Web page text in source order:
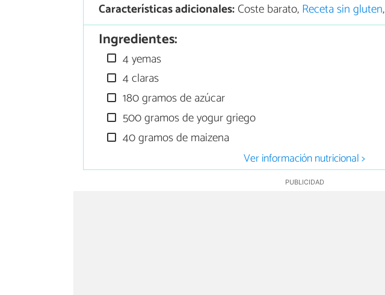
Características adicionales:Coste barato,Receta sin gluten,
Ingredientes:
4 yemas
4 claras
180 gramos de azúcar
500 gramos de yogur griego
40 gramos de maizena
Ver información nutricional >